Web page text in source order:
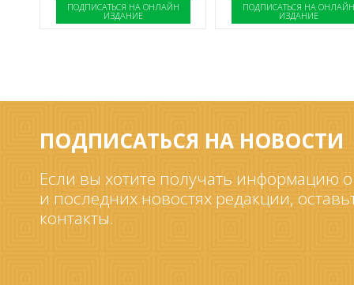
ПОДПИСАТЬСЯ НА ОНЛАЙН
ИЗДАНИЕ
ПОДПИСАТЬСЯ НА
ИЗДАНИЕ
ПОДПИСАТЬСЯ НА НОВОСТИ
Если вы хотите получать информацию
и последних новостях редакции,
контакты.